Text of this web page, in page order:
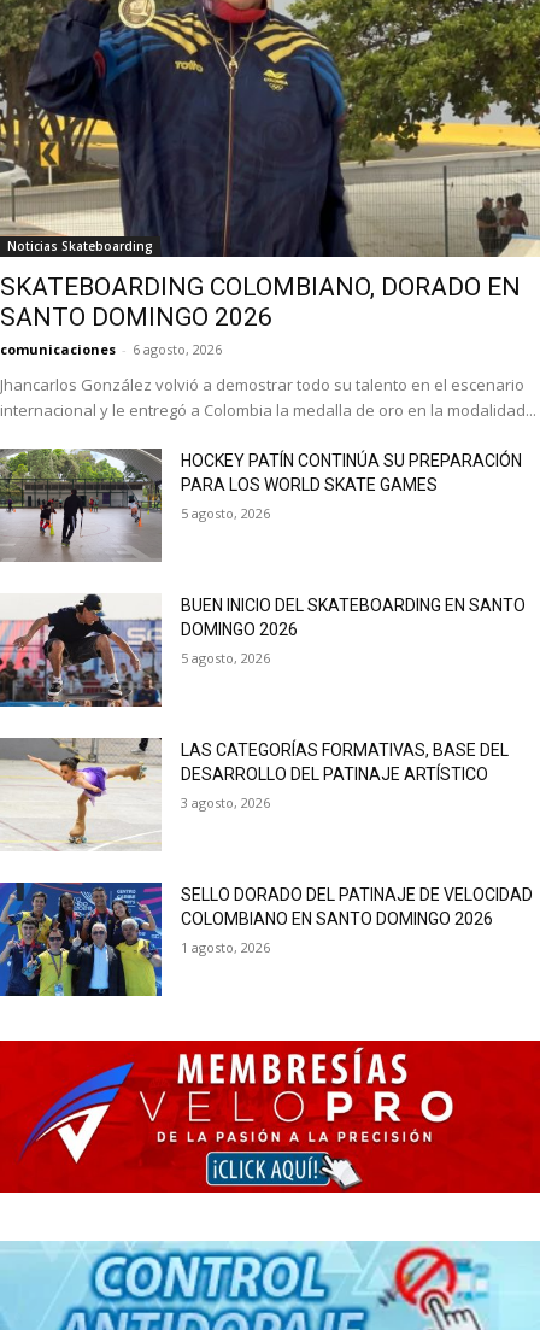
Noticias Skateboarding
SKATEBOARDING COLOMBIANO, DORADO EN
SANTO DOMINGO 2026
comunicaciones - 6 agosto, 2026
Jhancarlos González volvió a demostrar todo su talento en el escenario
internacional y le entregó a Colombia la medalla de oro en la modalidad...
HOCKEY PATÍN CONTINÚA SU PREPARACIÓN
PARA LOS WORLD SKATE GAMES
5 agosto, 2026
BUEN INICIO DEL SKATEBOARDING EN SANTO
DOMINGO 2026
5 agosto, 2026
LAS CATEGORÍAS FORMATIVAS, BASE DEL
DESARROLLO DEL PATINAJE ARTÍSTICO
3 agosto, 2026
SELLO DORADO DEL PATINAJE DE VELOCIDAD
COLOMBIANO EN SANTO DOMINGO 2026
1 agosto, 2026